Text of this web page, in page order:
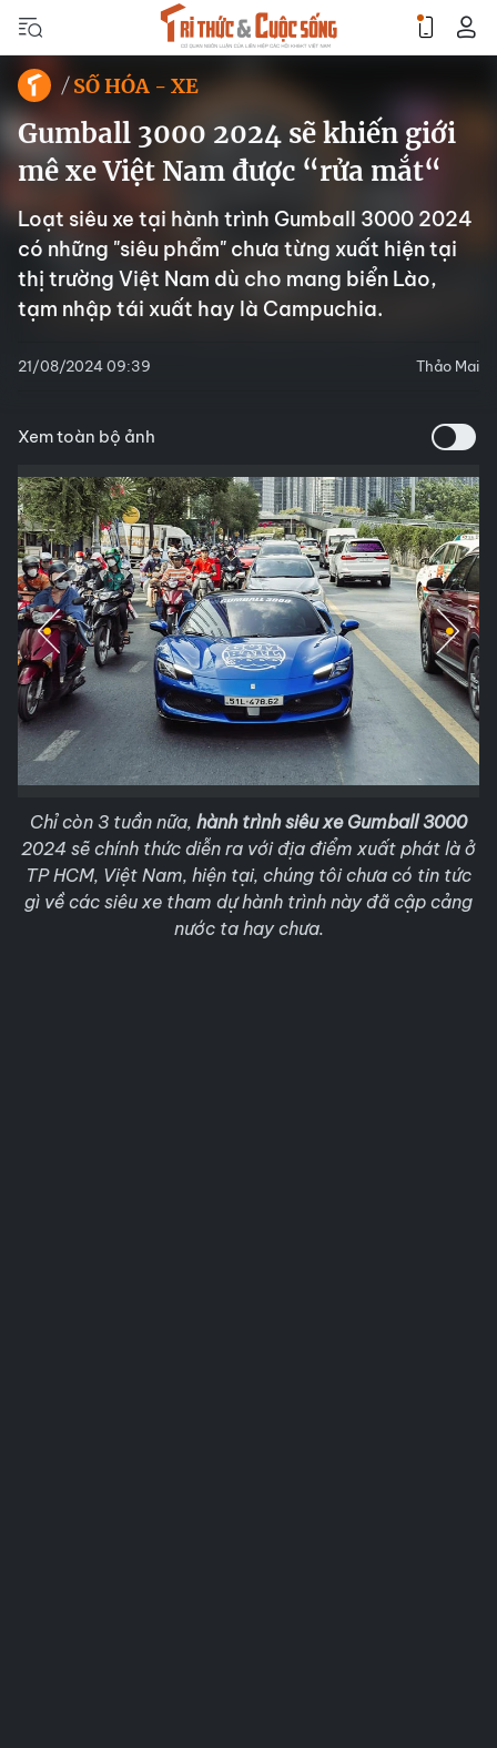
SỐ HÓA - XE
Gumball 3000 2024 sẽ khiến giới
mê xe Việt Nam được “rửa mắt“
Loạt siêu xe tại hành trình Gumball 3000 2024
có những "siêu phẩm" chưa từng xuất hiện tại
thị trường Việt Nam dù cho mang biển Lào,
tạm nhập tái xuất hay là Campuchia.
21/08/2024 09:39 Thảo Mai
Xem toàn bộ ảnh
Chỉ còn 3 tuần nữa, hành trình siêu xe Gumball 3000
2024 sẽ chính thức diễn ra với địa điểm xuất phát là ở
TP HCM, Việt Nam, hiện tại, chúng tôi chưa có tin tức
gì về các siêu xe tham dự hành trình này đã cập cảng
nước ta hay chưa.